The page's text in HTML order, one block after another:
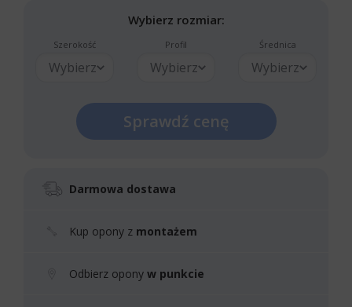
Wybierz rozmiar:
Szerokość
Wybierz
Profil
Wybierz
Średnica
Wybierz
Sprawdź cenę
Darmowa dostawa
Kup opony z montażem
Odbierz opony w punkcie